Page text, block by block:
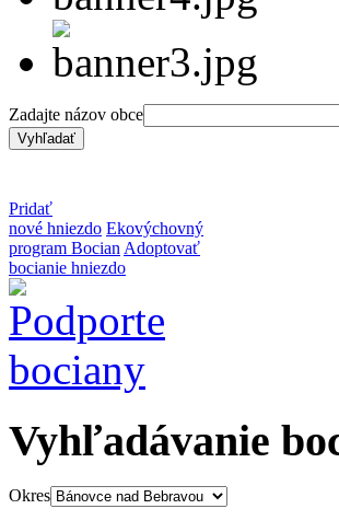
Zadajte názov obce
Pridať
nové hniezdo Ekovýchovný
program Bocian Adoptovať
bocianie hniezdo
Vyhľadávanie
Okres